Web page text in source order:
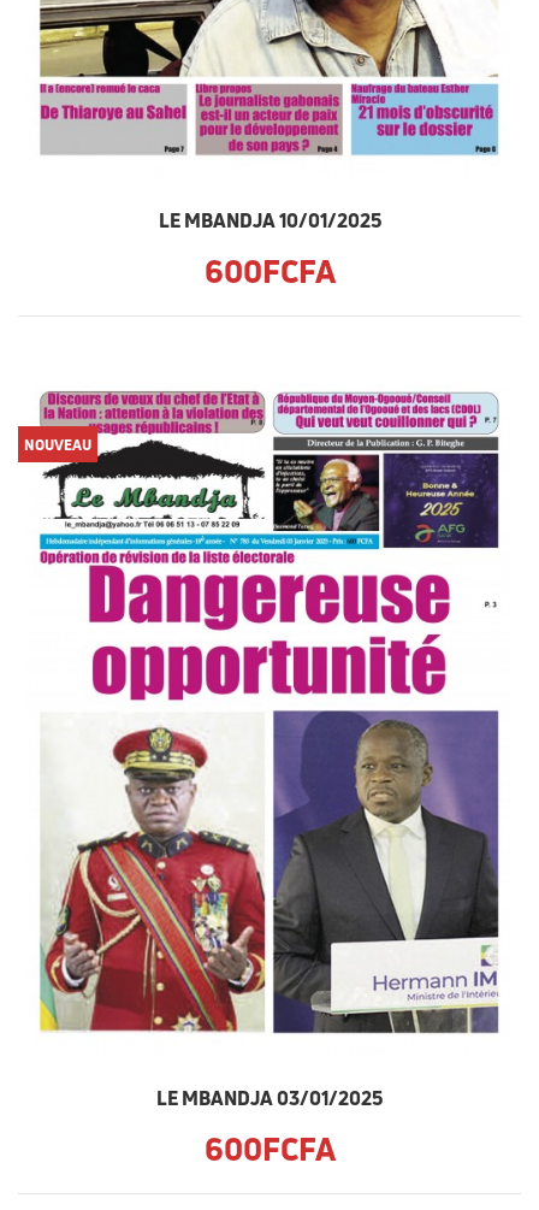
LE MBANDJA 10/01/2025
600FCFA
NOUVEAU
LE MBANDJA 03/01/2025
600FCFA